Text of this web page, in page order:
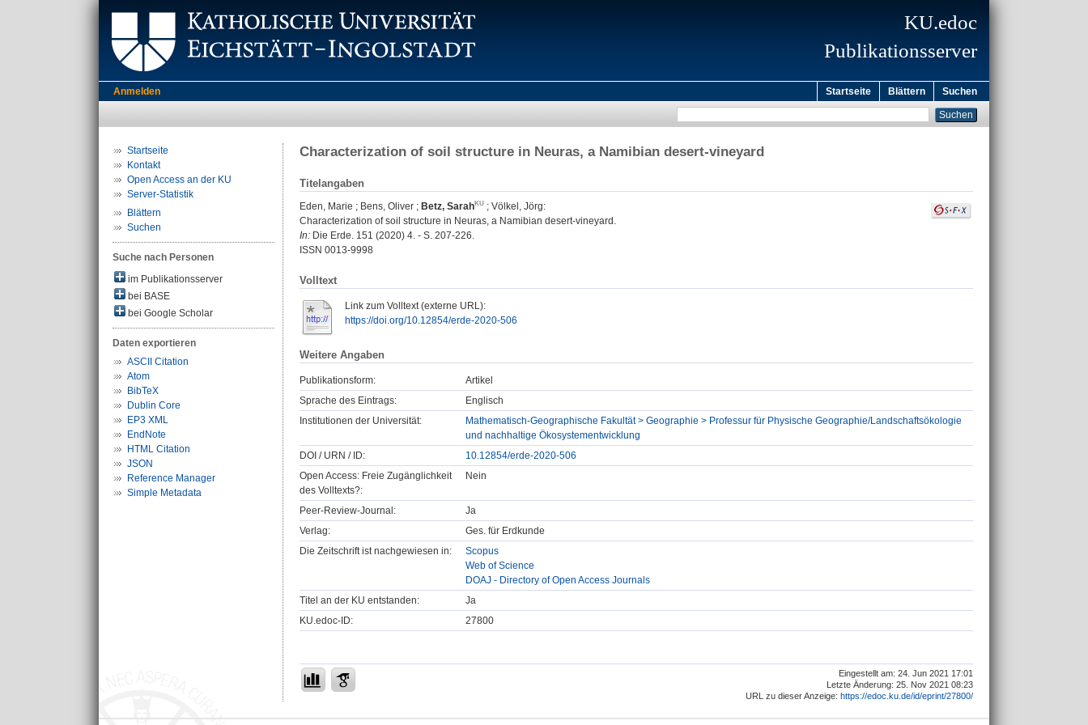
KU.edoc
Publikationsserver
Anmelden Startseite Blättern Suchen
Startseite
Kontakt
Open Access an der KU
Server-Statistik
Blättern
Suchen
Suche nach Personen
im Publikationsserver
bei BASE
bei Google Scholar
Daten exportieren
ASCII Citation
Atom
BibTeX
Dublin Core
EP3 XML
EndNote
HTML Citation
JSON
Reference Manager
Simple Metadata
Characterization of soil structure in Neuras, a Namibian desert-vineyard
Titelangaben
Eden, Marie ; Bens, Oliver ; Betz, Sarah ; Völkel, Jörg:
Characterization of soil structure in Neuras, a Namibian desert-vineyard.
In: Die Erde. 151 (2020) 4. - S. 207-226.
ISSN 0013-9998
Volltext
Link zum Volltext (externe URL):
https://doi.org/10.12854/erde-2020-506
Weitere Angaben
Publikationsform:
Artikel
Sprache des Eintrags:
Englisch
Institutionen der Universität:
Mathematisch-Geographische Fakultät > Geographie > Professur für Physische Geographie/Landschaftsökologie
und nachhaltige Ökosystementwicklung
DOI / URN / ID:
10.12854/erde-2020-506
Open Access: Freie Zugänglichkeit
des Volltexts?:
Nein
Peer-Review-Journal:
Ja
Verlag:
Ges. für Erdkunde
Die Zeitschrift ist nachgewiesen in:
Scopus
Web of Science
DOAJ - Directory of Open Access Journals
Titel an der KU entstanden:
Ja
KU.edoc-ID:
27800
Eingestellt am: 24. Jun 2021 17:01
Letzte Änderung: 25. Nov 2021 08:23
URL zu dieser Anzeige: https://edoc.ku.de/id/eprint/27800/